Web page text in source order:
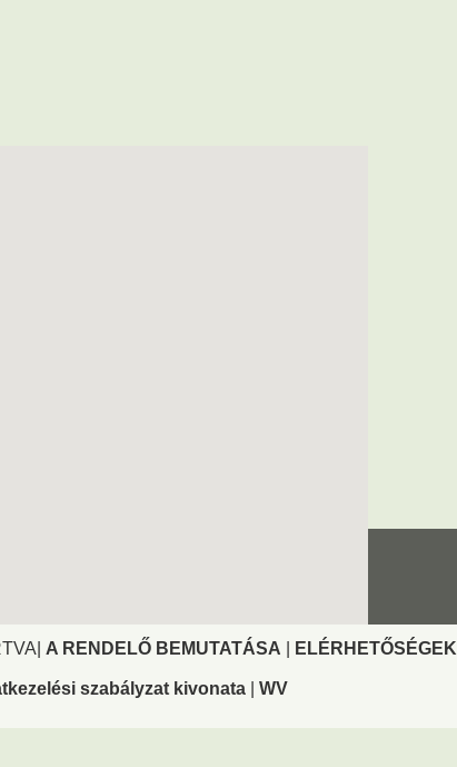
A RENDELŐ BEMUTATÁSA | ELÉRHETŐSÉGEK
szabályzat kivonata | WV